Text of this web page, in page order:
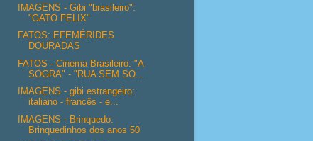
IMAGENS - Gibi "brasileiro":
"GATO FELIX"
FATOS: EFEMÉRIDES
DOURADAS
FATOS - Cinema Brasileiro: "A
SOGRA" - "RUA SEM SO...
IMAGENS - gibi estrangeiro:
italiano - francês - e...
IMAGENS - Brinquedo:
Brinquedinhos dos anos 50